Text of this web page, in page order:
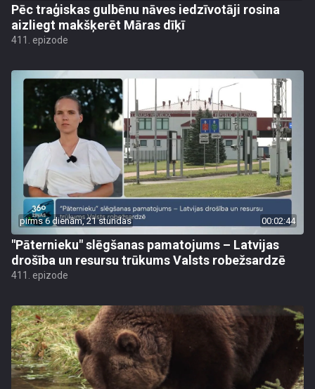
Pēc traģiskas gulbēnu nāves iedzīvotāji rosina
aizliegt makšķerēt Māras dīķī
411. epizode
pirms 6 dienām, 21 stundas 00:02:44
"Pāternieku" slēgšanas pamatojums – Latvijas
drošība un resursu trūkums Valsts robežsardzē
411. epizode